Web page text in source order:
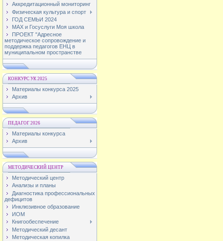
Аккредитационный мониторинг
Физическая культура и спорт
ГОД СЕМЬИ 2024
МАХ и Госуслуги Моя школа
ПРОЕКТ "Адресное
методическое сопровождение и
поддержка педагогов ЕНЦ в
муниципальном пространстве
КОНКУРС УК 2025
Материалы конкурса 2025
Архив
ПЕДАГОГ 2026
Материалы конкурса
Архив
МЕТОДИЧЕСКИЙ ЦЕНТР
Методический центр
Анализы и планы
Диагностика профессиональных
дефицитов
Инклюзивное образование
ИОМ
Книгообеспечение
Методический десант
Методическая копилка